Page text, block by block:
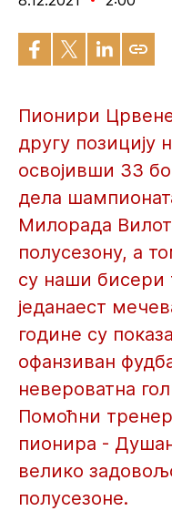
Пионири
другу позицију
освојивши 33
дела
Милорада
полусезону, а
су наши бисери
једанаест
године су
офанзиван
невероватна
Помоћни
пионира -
велико
полусезоне.